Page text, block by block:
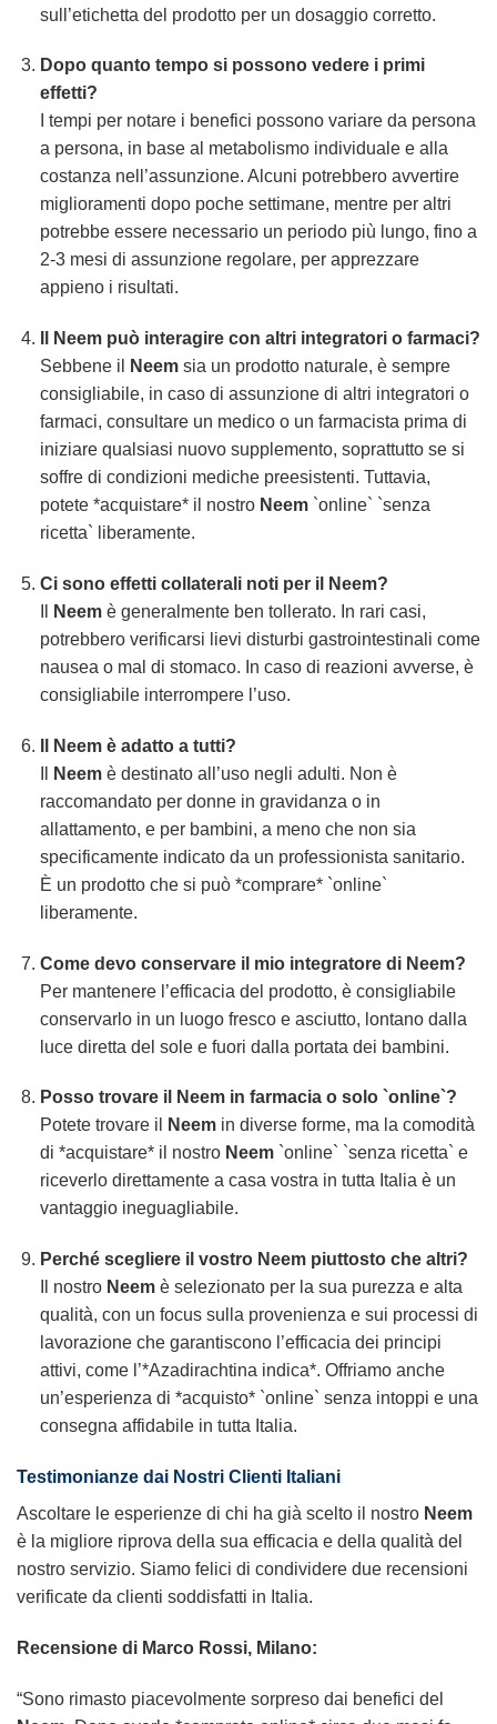
sull’etichetta del prodotto per un dosaggio corretto.
Dopo quanto tempo si possono vedere i primi
effetti?
I tempi per notare i benefici possono variare da persona
a persona, in base al metabolismo individuale e alla
costanza nell’assunzione. Alcuni potrebbero avvertire
miglioramenti dopo poche settimane, mentre per altri
potrebbe essere necessario un periodo più lungo, fino a
2-3 mesi di assunzione regolare, per apprezzare
appieno i risultati.
Neempuò interagire con altri integratori o farmaci?
Sebbene il
Neemsia un prodotto naturale, è sempre
consigliabile, in caso di assunzione di altri integratori o
farmaci, consultare un medico o un farmacista prima di
iniziare qualsiasi nuovo supplemento, soprattutto se si
soffre di condizioni mediche preesistenti. Tuttavia,
potete *acquistare* il nostro Neem`online` `senza
ricetta` liberamente.
Ci sono effetti collaterali noti per il Neem?
Neemè generalmente ben tollerato. In rari casi,
potrebbero verificarsi lievi disturbi gastrointestinali come
nausea o mal di stomaco. In caso di reazioni avverse, è
consigliabile interrompere l’uso.
Neemè adatto a tutti?
Neemè destinato all’uso negli adulti. Non è
raccomandato per donne in gravidanza o in
allattamento, e per bambini, a meno che non sia
specificamente indicato da un professionista sanitario.
È un prodotto che si può *comprare* `online`
liberamente.
Come devo conservare il mio integratore di Neem?
Per mantenere l’efficacia del prodotto, è consigliabile
conservarlo in un luogo fresco e asciutto, lontano dalla
luce diretta del sole e fuori dalla portata dei bambini.
Posso trovare il Neemin farmacia o solo `online`?
Potete trovare il
Neemin diverse forme, ma la comodità
di *acquistare* il nostro Neem`online` `senza ricetta` e
riceverlo direttamente a casa vostra in tutta Italia è un
vantaggio ineguagliabile.
Perché scegliere il vostro Neempiuttosto che altri?
Il nostro Neemè selezionato per la sua purezza e alta
qualità, con un focus sulla provenienza e sui processi di
lavorazione che garantiscono l’efficacia dei principi
attivi, come l’*Azadirachtina indica*. Offriamo anche
un’esperienza di *acquisto* `online` senza intoppi e una
consegna affidabile in tutta Italia.
Testimonianze dai Nostri Clienti Italiani
Ascoltare le esperienze di chi ha già scelto il nostro Neem
è la migliore riprova della sua efficacia e della qualità del
nostro servizio. Siamo felici di condividere due recensioni
verificate da clienti soddisfatti in Italia.
Recensione di Marco Rossi, Milano:
“Sono rimasto piacevolmente sorpreso dai benefici del